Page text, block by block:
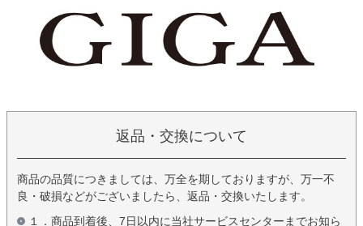
返品・交換について
商品の品質につきましては、万全を期しておりますが、万一不
良・破損などがございましたら、返品・交換いたします。
１．商品到着後、7日以内に当社サービスセンターまでお知ら